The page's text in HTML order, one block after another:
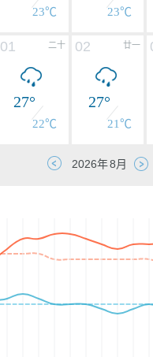
23℃ 23℃
二十
01
27°
22℃
廿一
02
27°
21℃